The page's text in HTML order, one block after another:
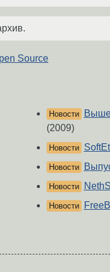
Source
Новости
(2009)
Новости
Новости
Новости
Новости